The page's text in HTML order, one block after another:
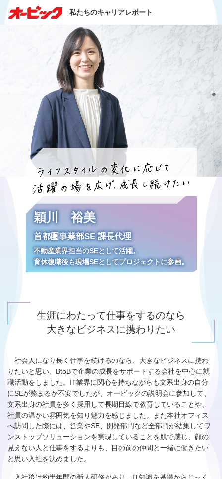
私たちのキャリアレポート
穎川 裕美
首都圏事業部SE 課長代理
不動産業界担当のSEとして活躍。
育休復職後も現場SEとしてプロジェクトに参画。
生涯にわたって仕事をするのなら
大きなビジネスに携わりたい
社会人になり長く仕事を続けるのなら、大きなビジネスに携わ
りたいと思い、BtoBで企業の成長をサポートする会社を中心に就
職活動をしました。IT業界に関心を持ちながらも文系出身の自分
にSEが務まるか不安でしたが、オービックの説明会に参加して、
文系出身の社員を多く採用して長期目線で教育していることや、
社員の温かい雰囲気を知り魅力を感じました。また本社オフィス
へ訪問した際には、営業やSE、開発部門など全部門が結集してワ
ンストップソリューションを実現していることを肌で感じ、顔の
見えない人と仕事をするよりも、目の前の仲間と一緒に働きたい
と思い入社を決めました。
入社後は約半年間の新人研修があり、IT知識を基礎からじっく